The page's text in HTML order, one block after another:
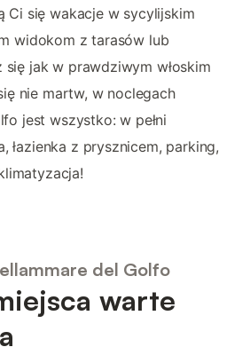
Ci się wakacje w sycylijskim
widokom z tarasów lub
jak w prawdziwym włoskim
nie martw, w noclegach
jest wszystko: w pełni
łazienka z prysznicem, parking,
del Golfo
warte